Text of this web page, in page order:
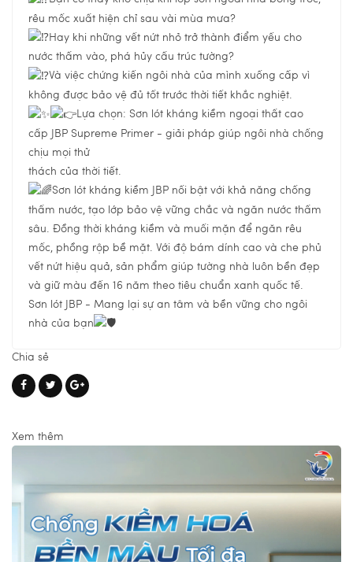
rêu mốc xuất hiện chỉ sau vài mùa mưa?
Hay khi những vết nứt nhỏ trở thành điểm yếu cho
nước thấm vào, phá hủy cấu trúc tường?
Và việc chứng kiến ngôi nhà của mình xuống cấp vì
không được bảo vệ đủ tốt trước thời tiết khắc nghiệt.
Lựa chọn: Sơn lót kháng kiềm ngoại thất cao
cấp JBP Supreme Primer - giải pháp giúp ngôi nhà chống
chịu mọi thử
thách của thời tiết.
Sơn lót kháng kiềm JBP nối bật với khả năng chống
thấm nước, tạo lớp bảo vệ vững chắc và ngăn nước thấm
sâu. Đồng thời kháng kiềm và muối mặn để ngăn rêu
mốc, phồng rộp bề mặt. Với độ bám dính cao và che phủ
vết nứt hiệu quả, sản phẩm giúp tường nhà luôn bền đẹp
và giữ màu đến 16 năm theo tiêu chuẩn xanh quốc tế.
Sơn lót JBP - Mang lại sự an tâm và bền vững cho ngôi
nhà của bạn
Chia sẻ
Xem thêm